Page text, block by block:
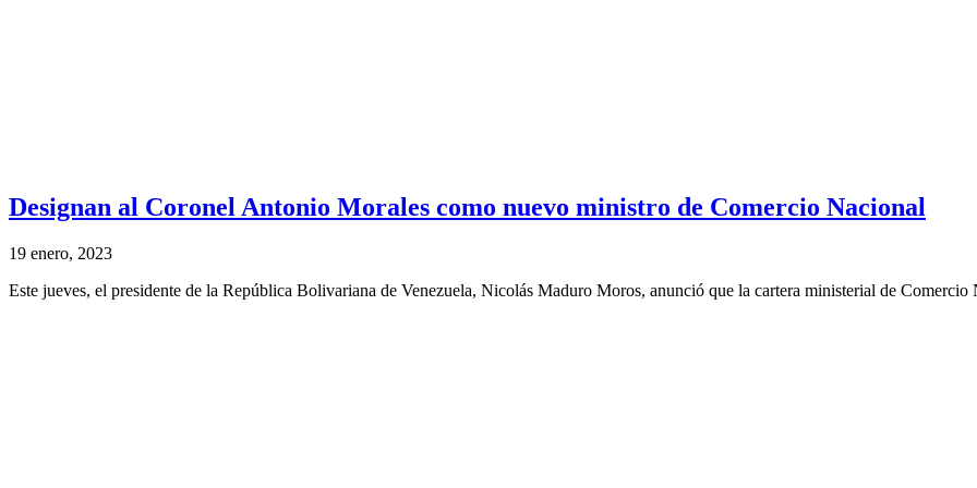
Designan al Coronel Antonio Morales como nuevo ministro de Comercio Nacional
19 enero, 2023
Este jueves, el presidente de la República Bolivariana de Venezuela, Nicolás Maduro Moros, anunció que la cartera ministerial de Comercio